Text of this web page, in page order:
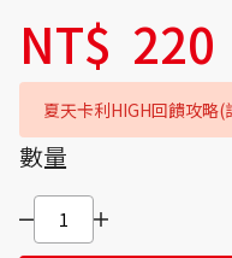
NT$ 220
夏天卡利HIGH回饋攻略(
數量